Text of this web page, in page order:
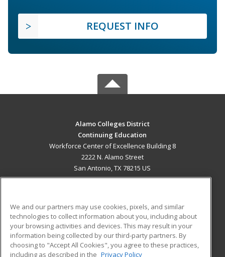
REQUEST INFO
Alamo Colleges District
Continuing Education
Workforce Center of Excellence Building 8
2222 N. Alamo Street
San Antonio, TX 78215 US
ADDITIONAL RESOURCES
Military
Financial Assistance
Student Blog
We and our partners may use cookies, pixels, and similar
technologies to collect information about you, including about
your browsing activities and devices. This may result in your
information being collected by our third-party partners. By
choosing to "Accept All Cookies", you agree to these practices,
including as described in the Privacy Policy